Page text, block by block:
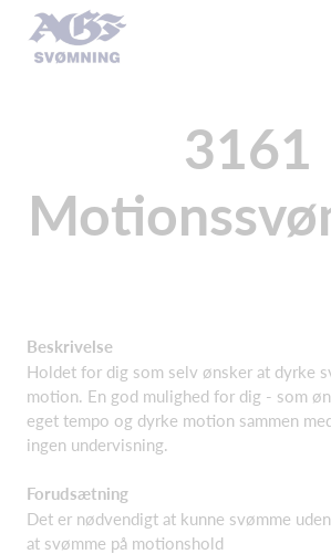
3161
Beskrivelse
Holdet for dig som selv ønsker at dyrke
motion. En god mulighed for dig - som
eget tempo og dyrke motion sammen
ingen undervisning.
Forudsætning
Det er nødvendigt at kunne svømme
at svømme på motionshold